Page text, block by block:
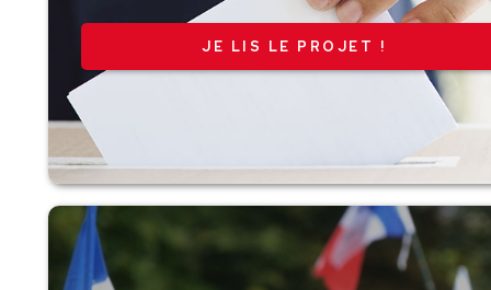
JE LIS LE PROJET !